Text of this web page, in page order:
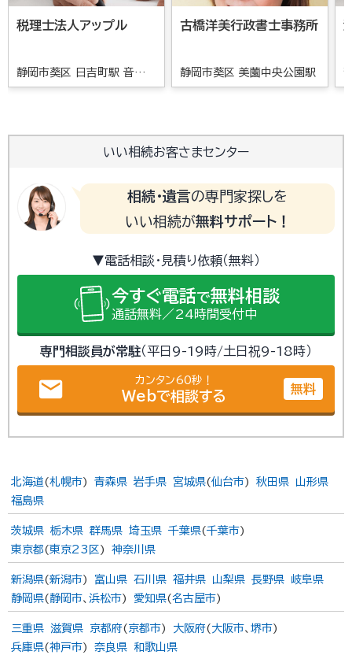
税理士法人アップル
静岡市葵区 日吉町駅 音羽町
駅
古橋洋美行政書士事務所
静岡市葵区 美薗中央公園駅
いい相続お客さまセンター
相続・遺言の専門家探しを
いい相続が無料サポート！
▼電話相談・見積り依頼（無料）
今すぐ電話で無料相談
通話無料／24時間受付中
専門相談員が常駐（平日9-19時/土日祝9-18時）
email カンタン60秒！
Webで相談する 無料
北海道(札幌市) 青森県 岩手県 宮城県(仙台市) 秋田県
山形県
福島県
茨城県 栃木県 群馬県 埼玉県 千葉県(千葉市)
東京都( 東京23区 ) 神奈川県
新潟県(新潟市) 富山県 石川県 福井県 山梨県 長野県
岐阜県
静岡県(静岡市、 浜松市) 愛知県(名古屋市)
三重県 滋賀県 京都府( 京都市) 大阪府( 大阪市、 堺市)
兵庫県(神戸市) 奈良県 和歌山県